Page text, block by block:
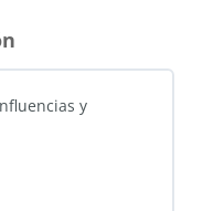
y